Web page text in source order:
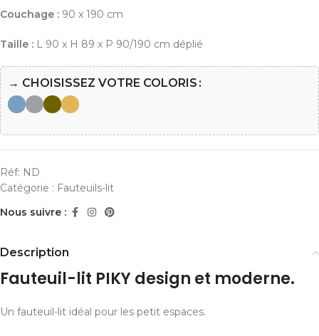
Couchage : 90 x 190 cm
Taille : L 90 x H 89 x P 90/190 cm déplié
→ CHOISISSEZ VOTRE COLORIS
Réf: ND
Catégorie : Fauteuils-lit
Nous suivre :
Description
Fauteuil-lit PIKY design et moderne.
Un fauteuil-lit idéal pour les petit espaces.